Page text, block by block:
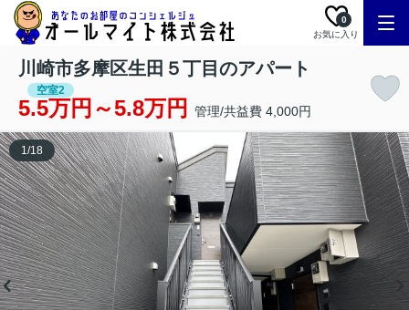
お気に入り
0
川崎市多摩区生田５丁目のアパート
空室2
5.5万円～5.8万円 管理/共益費 4,000円
1/18